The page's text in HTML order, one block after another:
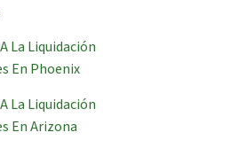
La Liquidación
En Phoenix
La Liquidación
En Arizona